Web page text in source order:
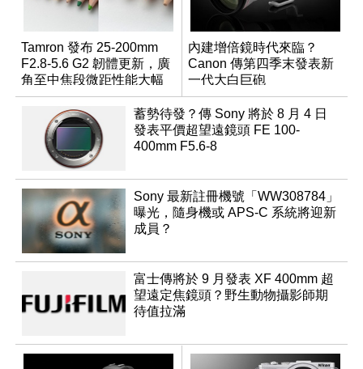
Tamron 發布 25-200mm
F2.8-5.6 G2 韌體更新，廣
角至中焦段微距性能大幅
升級
內建增倍鏡時代來臨？
Canon 傳第四季末發表新
一代大白巨砲
蓄勢待發？傳 Sony 將於 8 月 4 日
發表平價超望遠鏡頭 FE 100-
400mm F5.6-8
Sony 最新註冊機號「WW308784」
曝光，隨身機或 APS-C 系統將迎新
成員？
富士傳將於 9 月發表 XF 400mm 超
望遠定焦鏡頭？野生動物攝影師期
待值拉滿